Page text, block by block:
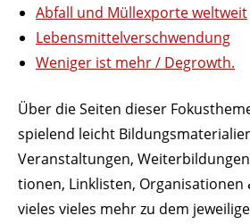
Abfall und Müll­ex­porte weltweit
Lebens­mit­tel­ver­schwendung
Weniger ist mehr / Degrowth.
Über die Seiten dieser
spielend leicht
Veran­stal­tungen,
tionen, Link­listen, Orga­ni­sa­tionen
vieles vieles mehr zu dem